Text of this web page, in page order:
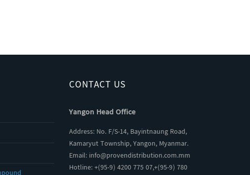
CONTACT US
Yangon Head Office
Address: No. F/S-14, Bayintnaung Road,
Kamaryut Township, Yangon, Myanmar.
Email: info@provendistribution.com.mm
Hotline: +(95-9) 4200 775 07,+(95-9) 780